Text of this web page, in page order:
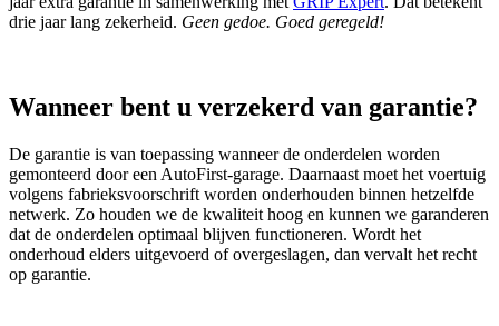
drie jaar lang zekerheid. Geen gedoe. Goed geregeld!
Wanneer bent u verzekerd van garantie?
De garantie is van toepassing wanneer de onderdelen worden
gemonteerd door een AutoFirst‑garage. Daarnaast moet het voertuig
volgens fabrieksvoorschrift worden onderhouden binnen hetzelfde
netwerk. Zo houden we de kwaliteit hoog en kunnen we garanderen
dat de onderdelen optimaal blijven functioneren. Wordt het
onderhoud elders uitgevoerd of overgeslagen, dan vervalt het recht
op garantie.